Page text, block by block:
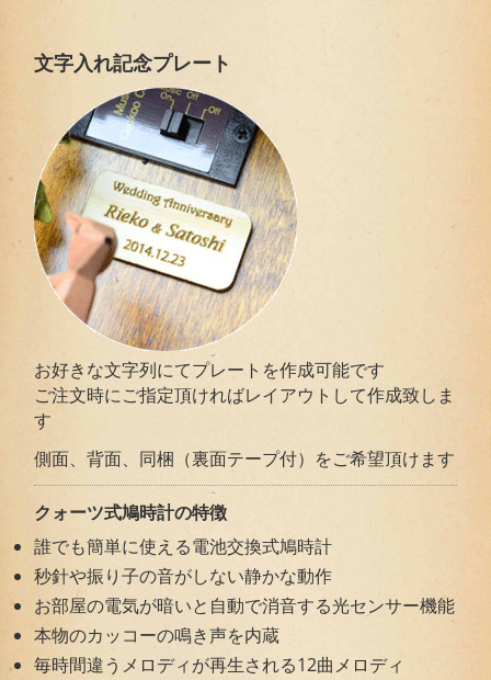
文字入れ記念プレート
お好きな文字列にてプレートを作成可能です
ご注文時にご指定頂ければレイアウトして作成致しま
す
側面、背面、同梱（裏面テープ付）をご希望頂けます
クォーツ式鳩時計の特徴
誰でも簡単に使える電池交換式鳩時計
秒針や振り子の音がしない静かな動作
お部屋の電気が暗いと自動で消音する光センサー機能
本物のカッコーの鳴き声を内蔵
毎時間違うメロディが再生される12曲メロディ